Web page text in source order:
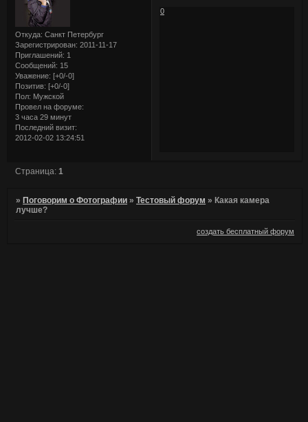
Откуда: Санкт Петербург
Зарегистрирован: 2011-11-17
Приглашений: 1
Сообщений: 15
Уважение: [+0/-0]
Позитив: [+0/-0]
Пол: Мужской
Провел на форуме:
3 часа 29 минут
Последний визит:
2012-02-02 13:24:51
0
Страница:1
»Поговорим о Фотографии »Тестовый форум »Какая камера
лучше?
создать бесплатный форум